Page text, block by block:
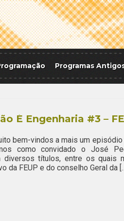
Programas
É Engenharia #3 –
bem-vindos a mais um episódio
como convidado o José
diversos títulos, entre os quais
da FEUP e do conselho Geral da